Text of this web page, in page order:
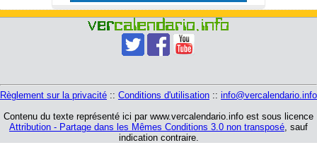
Règlement sur la privacité :: Conditions d'utilisation :: info@vercalendario.info
Contenu du texte représenté ici par www.vercalendario.info est sous licence
Attribution - Partage dans les Mêmes Conditions 3.0 non transposé, sauf
indication contraire.